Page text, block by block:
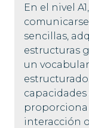
En el nivel
sencillas,
estructuras
un
proporciona
interacción